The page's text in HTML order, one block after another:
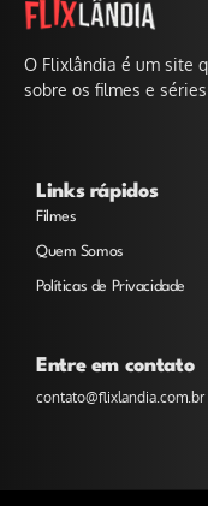
O Flixlândia é um site
sobre os filmes e
Links rápidos
Filmes
Quem Somos
Políticas de Privacidade
Entre em contato
contato@flixlandia.com.br